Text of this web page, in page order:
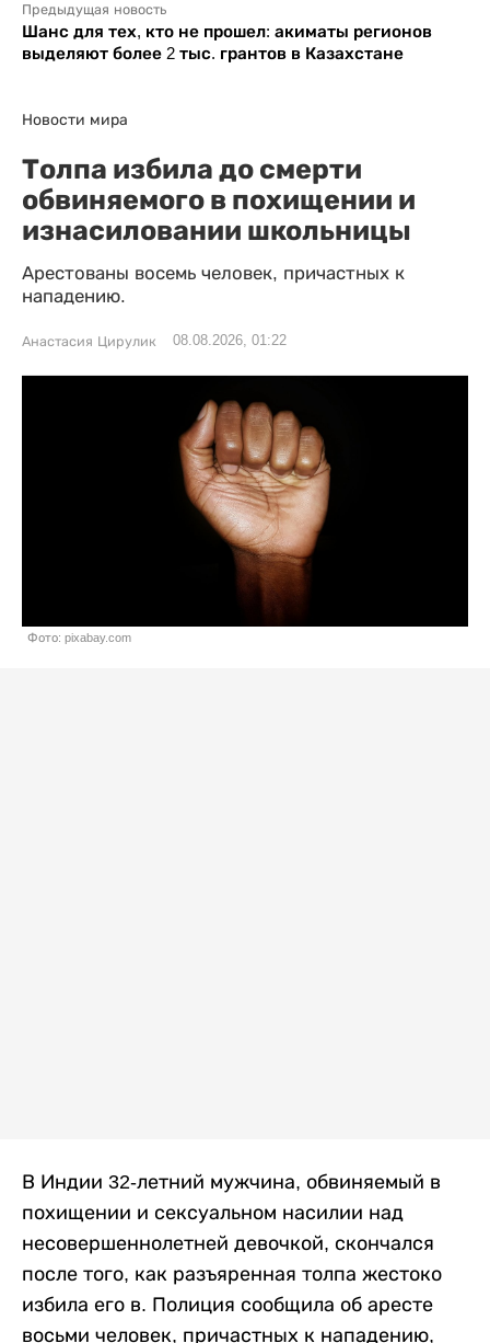
Предыдущая новость
Шанс для тех, кто не прошел: акиматы регионов
выделяют более 2 тыс. грантов в Казахстане
Новости мира
Толпа избила до смерти
обвиняемого в похищении и
изнасиловании школьницы
Арестованы восемь человек, причастных к
нападению.
Анастасия Цирулик 08.08.2026, 01:22
Фото: pixabay.com
В Индии 32-летний мужчина, обвиняемый в
похищении и сексуальном насилии над
несовершеннолетней девочкой, скончался
после того, как разъяренная толпа жестоко
избила его в. Полиция сообщила об аресте
восьми человек, причастных к нападению,